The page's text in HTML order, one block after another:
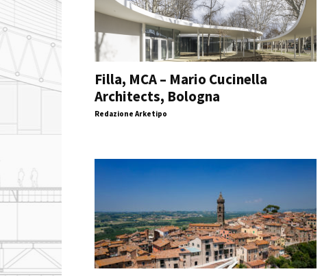
Filla, MCA – Mario Cucinella
Architects, Bologna
Redazione Arketipo